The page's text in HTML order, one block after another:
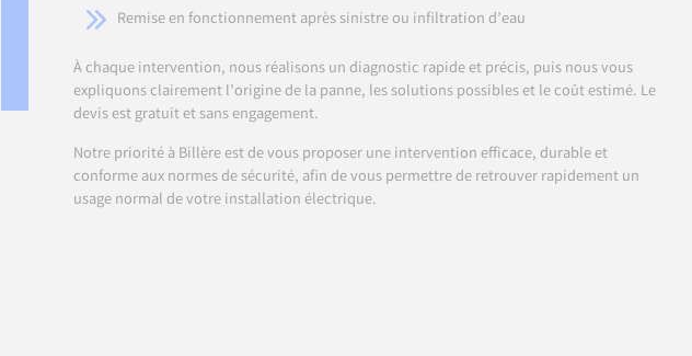
Remise en fonctionnement après sinistre ou infiltration d’eau
À chaque intervention, nous réalisons un diagnostic rapide et précis, puis nous vous
expliquons clairement l’origine de la panne, les solutions possibles et le coût estimé. Le
devis est gratuit et sans engagement.
Notre priorité à Billère est de vous proposer une intervention efficace, durable et
conforme aux normes de sécurité, afin de vous permettre de retrouver rapidement un
usage normal de votre installation électrique.